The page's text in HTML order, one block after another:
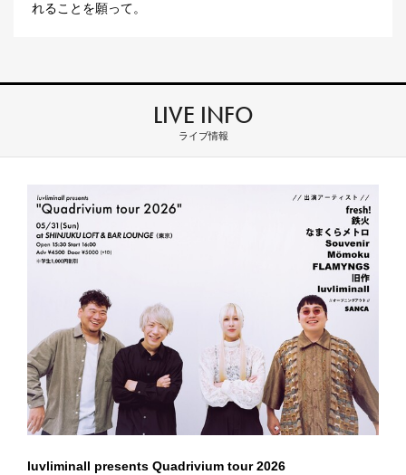
れることを願って。
LIVE INFO
ライブ情報
luvliminall presents Quadrivium tour 2026